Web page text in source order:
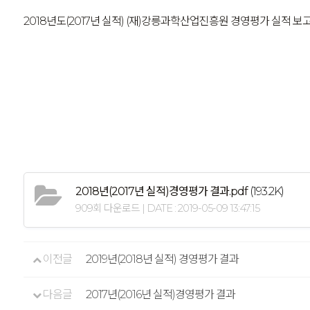
2018년도(2017년 실적) (재)강릉과학산업진흥원 경영평가 실적 보
2018년(2017년 실적)경영평가 결과.pdf(193.2K)
909회 다운로드 | DATE : 2019-05-09 13:47:15
이전글 2019년(2018년 실적) 경영평가 결과
다음글 2017년(2016년 실적)경영평가 결과